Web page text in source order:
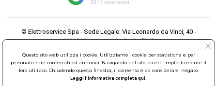
© Elettroservice Spa - Sede Legale: Via Leonardo da Vinci, 40 -
00015 Monterotondo Scalo (RM)
Sociale 1.600.000,00 Euro i.v. Iscritto al Registro delle Imprese di
Roma REA: RM-535144
Sede Operativa: Via Leonardo da Vinci, 40 - 00015 Monterotondo
Questo sito web utilizza i cookie. Utilizziamo i cookie per statistiche e per
personalizzare contenuti ed annunci. Navigando nel sito accetti implicitamente il
loro utilizzo. Chiudendo questa finestra, il consenso è da considerarsi negato.
Leggi l'informativa completa qui.